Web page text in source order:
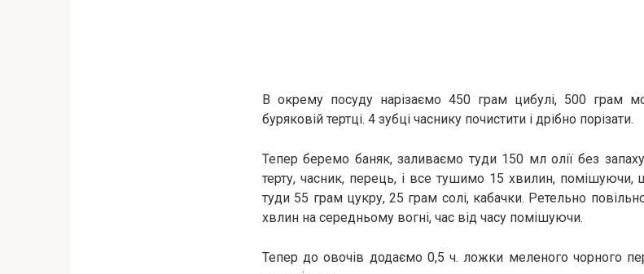
В окрему посуду нарізаємо 450 грам цибулі, 500 грам
буряковій тертці. 4 зубці часнику почистити і дрібно порізати.
Тепер беремо баняк, заливаємо туди 150 мл олії без
терту, часник, перець, і все тушимо 15 хвилин, помішуючи,
туди 55 грам цукру, 25 грам солі, кабачки. Ретельно
хвлин на середньому вогні, час від часу помішуючи.
Тепер до овочів додаємо 0,5 ч. ложки меленого чорного